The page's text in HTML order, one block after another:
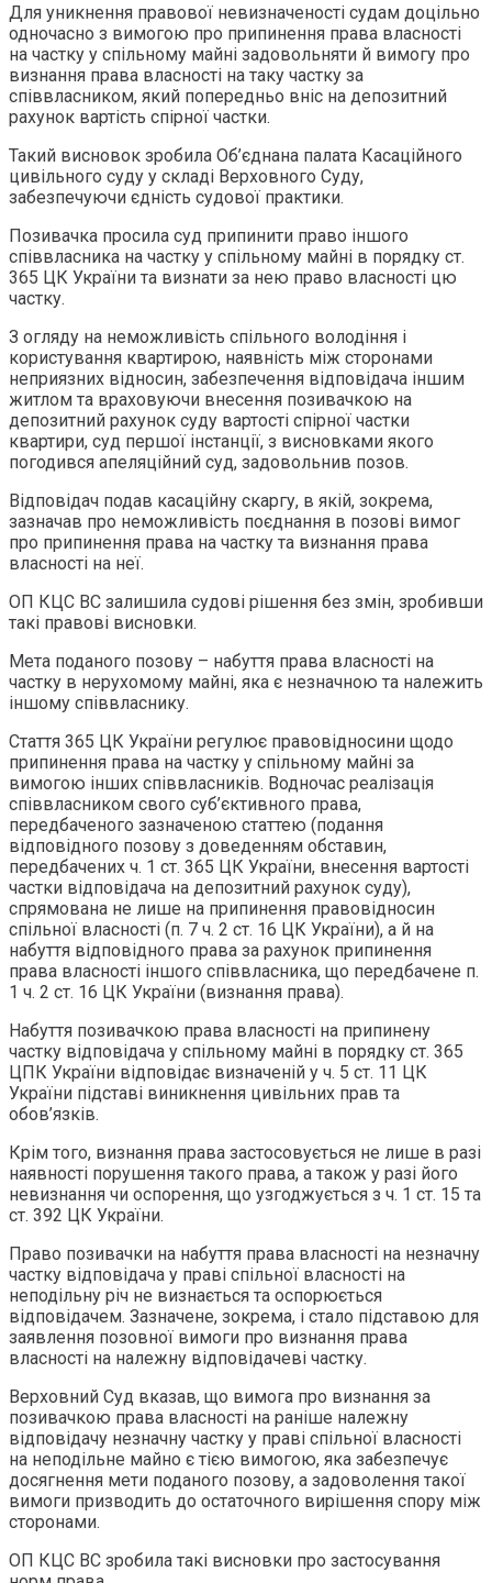
Для уникнення правової невизначеності судам доцільно
одночасно з вимогою про припинення права власності
на частку у спільному майні задовольняти й вимогу про
визнання права власності на таку частку за
співвласником, який попередньо вніс на депозитний
рахунок вартість спірної частки.
Такий висновок зробила Об’єднана палата Касаційного
цивільного суду у складі Верховного Суду,
забезпечуючи єдність судової практики.
Позивачка просила суд припинити право іншого
співвласника на частку у спільному майні в порядку ст.
365 ЦК України та визнати за нею право власності цю
частку.
З огляду на неможливість спільного володіння і
користування квартирою, наявність між сторонами
неприязних відносин, забезпечення відповідача іншим
житлом та враховуючи внесення позивачкою на
депозитний рахунок суду вартості спірної частки
квартири, суд першої інстанції, з висновками якого
погодився апеляційний суд, задовольнив позов.
Відповідач подав касаційну скаргу, в якій, зокрема,
зазначав про неможливість поєднання в позові вимог
про припинення права на частку та визнання права
власності на неї.
ОП КЦС ВС залишила судові рішення без змін, зробивши
такі правові висновки.
Мета поданого позову – набуття права власності на
частку в нерухомому майні, яка є незначною та належить
іншому співвласнику.
Стаття 365 ЦК України регулює правовідносини щодо
припинення права на частку у спільному майні за
вимогою інших співвласників. Водночас реалізація
співвласником свого суб’єктивного права,
передбаченого зазначеною статтею (подання
відповідного позову з доведенням обставин,
передбачених ч. 1 ст. 365 ЦК України, внесення вартості
частки відповідача на депозитний рахунок суду),
спрямована не лише на припинення правовідносин
спільної власності (п. 7 ч. 2 ст. 16 ЦК України), а й на
набуття відповідного права за рахунок припинення
права власності іншого співвласника, що передбачене п.
1 ч. 2 ст. 16 ЦК України (визнання права).
Набуття позивачкою права власності на припинену
частку відповідача у спільному майні в порядку ст. 365
ЦПК України відповідає визначеній у ч. 5 ст. 11 ЦК
України підставі виникнення цивільних прав та
обов’язків.
Крім того, визнання права застосовується не лише в разі
наявності порушення такого права, а також у разі його
невизнання чи оспорення, що узгоджується з ч. 1 ст. 15 та
ст. 392 ЦК України.
Право позивачки на набуття права власності на незначну
частку відповідача у праві спільної власності на
неподільну річ не визнається та оспорюється
відповідачем. Зазначене, зокрема, і стало підставою для
заявлення позовної вимоги про визнання права
власності на належну відповідачеві частку.
Верховний Суд вказав, що вимога про визнання за
позивачкою права власності на раніше належну
відповідачу незначну частку у праві спільної власності
на неподільне майно є тією вимогою, яка забезпечує
досягнення мети поданого позову, а задоволення такої
вимоги призводить до остаточного вирішення спору між
сторонами.
ОП КЦС ВС зробила такі висновки про застосування